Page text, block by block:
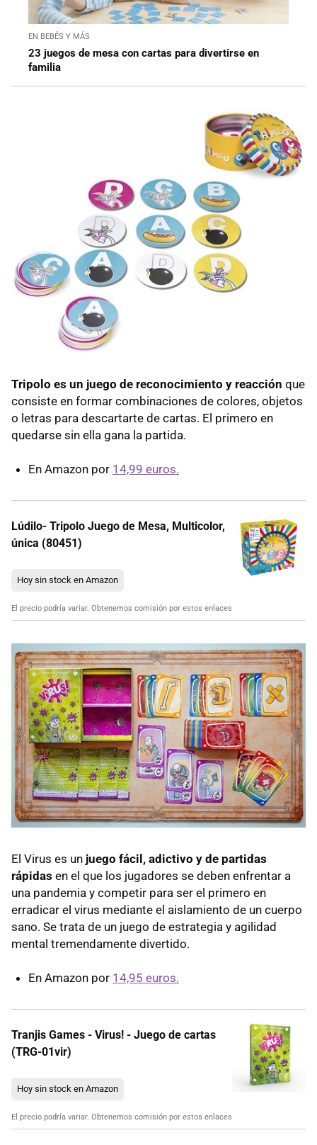
EN BEBÉS Y MÁS
23 juegos de mesa con cartas para divertirse en
familia
Tripolo es un juego de reconocimiento y reacción que
consiste en formar combinaciones de colores, objetos
o letras para descartarte de cartas. El primero en
quedarse sin ella gana la partida.
En Amazon por 14,99 euros.
Lúdilo- Tripolo Juego de Mesa, Multicolor,
única (80451)
Hoy sin stock en Amazon
El precio podría variar. Obtenemos comisión por estos enlaces
El Virus es un juego fácil, adictivo y de partidas
rápidas en el que los jugadores se deben enfrentar a
una pandemia y competir para ser el primero en
erradicar el virus mediante el aislamiento de un cuerpo
sano. Se trata de un juego de estrategia y agilidad
mental tremendamente divertido.
En Amazon por 14,95 euros.
Tranjis Games - Virus! - Juego de cartas
(TRG-01vir)
Hoy sin stock en Amazon
El precio podría variar. Obtenemos comisión por estos enlaces